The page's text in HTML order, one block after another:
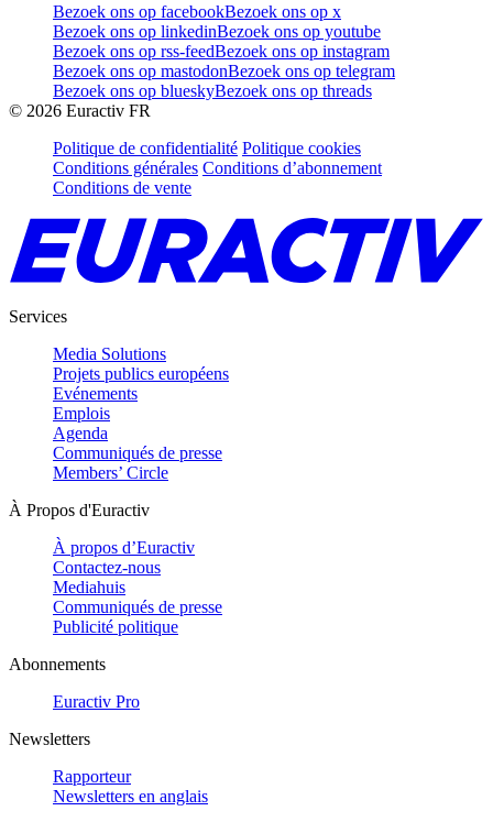
Bezoek ons op facebookBezoek ons op x
Bezoek ons op linkedinBezoek ons op youtube
Bezoek ons op rss-feedBezoek ons op instagram
Bezoek ons op mastodonBezoek ons op telegram
Bezoek ons op blueskyBezoek ons op threads
© 2026 Euractiv FR
Politique de confidentialité Politique cookies
Conditions générales Conditions d’abonnement
Conditions de vente
Services
Media Solutions
Projets publics européens
Evénements
Emplois
Agenda
Communiqués de presse
Members’ Circle
À Propos d'Euractiv
À propos d’Euractiv
Contactez-nous
Mediahuis
Communiqués de presse
Publicité politique
Abonnements
Euractiv Pro
Newsletters
Rapporteur
Newsletters en anglais